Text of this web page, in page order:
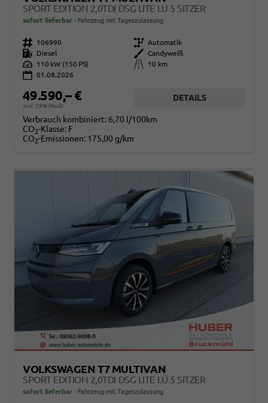
SPORT EDITION 2,0TDI DSG LITE LÜ 5 SITZER
sofort lieferbar Fahrzeug mit Tageszulassung
Fahrzeugnr. 106990 Getriebe Automatik
Kraftstoff
Diesel Außenfarbe
Candyweiß
Leistung
110 kW (150 PS) Kilometerstand
10 km
01.08.2026
49.590,– €
incl. 19% MwSt.
DETAILS
Verbrauch kombiniert: 6,70 l/100km
CO2-Klasse: F
CO2-Emissionen: 175,00 g/km
VOLKSWAGEN T7 MULTIVAN
SPORT EDITION 2,0TDI DSG LITE LÜ 5 SITZER
sofort lieferbar Fahrzeug mit Tageszulassung